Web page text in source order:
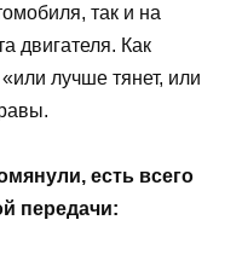
так и на
двигателя. Как
лучше тянет, или
есть всего
передачи: